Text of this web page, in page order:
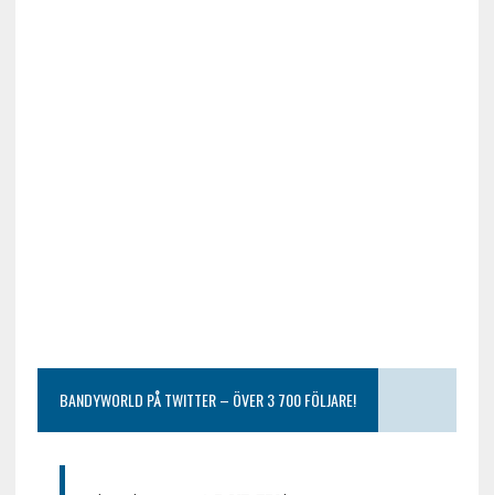
BANDYWORLD PÅ TWITTER – ÖVER 3 700 FÖLJARE!